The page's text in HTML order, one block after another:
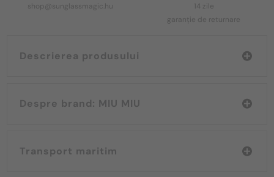
shop@sunglassmagic.hu
14 zile
garanție de returnare
Descrierea produsului
Despre brand: MIU MIU
Transport maritim